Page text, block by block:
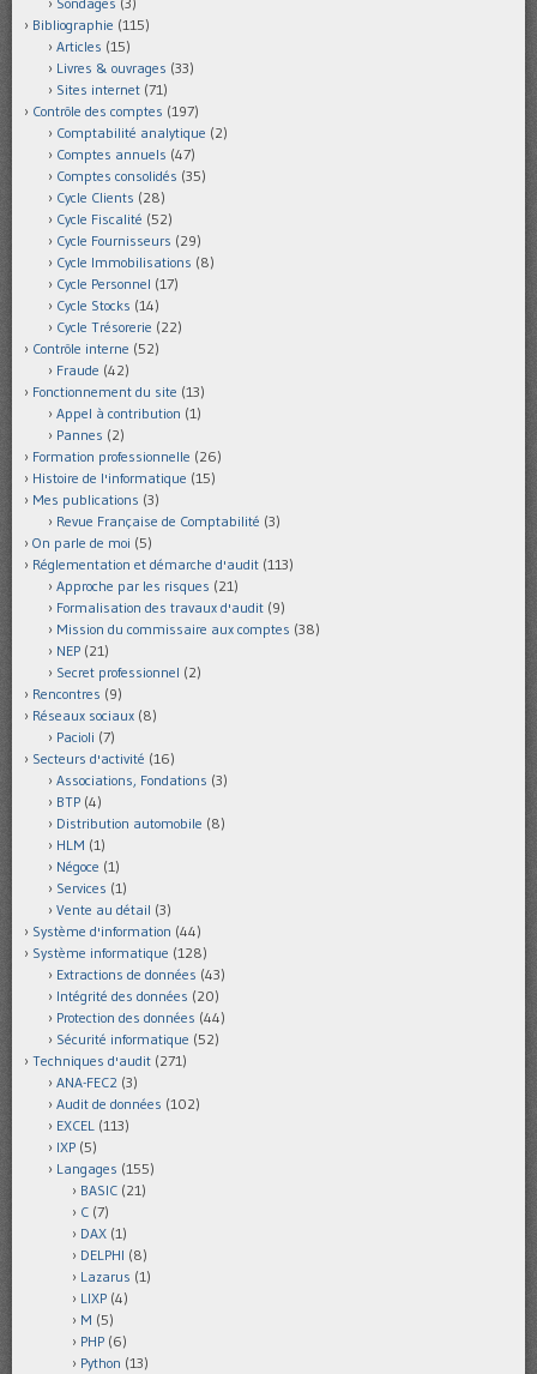
Bibliographie (115)
Articles (15)
Livres & ouvrages (33)
Sites internet (71)
Contrôle des comptes (197)
Comptabilité analytique (2)
Comptes annuels (47)
Comptes consolidés (35)
Cycle Clients (28)
Cycle Fiscalité (52)
Cycle Fournisseurs (29)
Cycle Immobilisations (8)
Cycle Personnel (17)
Cycle Stocks (14)
Cycle Trésorerie (22)
Contrôle interne (52)
Fraude (42)
Fonctionnement du site (13)
Appel à contribution (1)
Pannes (2)
Formation professionnelle (26)
Histoire de l'informatique (15)
Mes publications (3)
Revue Française de Comptabilité (3)
On parle de moi (5)
Réglementation et démarche d'audit (113)
Approche par les risques (21)
Formalisation des travaux d'audit (9)
Mission du commissaire aux comptes (38)
NEP (21)
Secret professionnel (2)
Rencontres (9)
Réseaux sociaux (8)
Pacioli (7)
Secteurs d'activité (16)
Associations, Fondations (3)
BTP (4)
Distribution automobile (8)
HLM (1)
Négoce (1)
Services (1)
Vente au détail (3)
Système d'information (44)
Système informatique (128)
Extractions de données (43)
Intégrité des données (20)
Protection des données (44)
Sécurité informatique (52)
Techniques d'audit (271)
ANA-FEC2 (3)
Audit de données (102)
EXCEL (113)
IXP (5)
Langages (155)
BASIC (21)
C (7)
DAX (1)
DELPHI (8)
Lazarus (1)
LIXP (4)
M (5)
PHP (6)
Python (13)